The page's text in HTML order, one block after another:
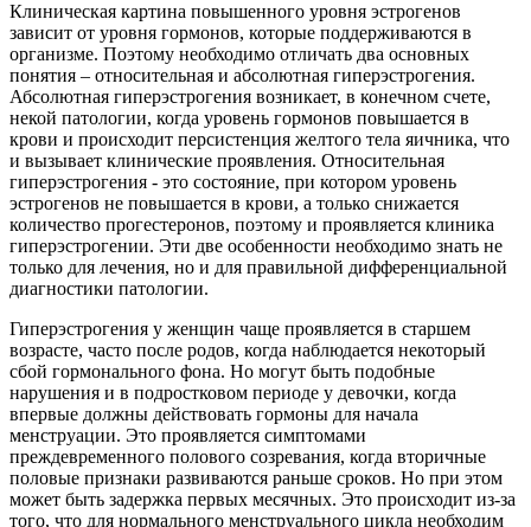
Клиническая картина повышенного уровня эстрогенов
зависит от уровня гормонов, которые поддерживаются в
организме. Поэтому необходимо отличать два основных
понятия – относительная и абсолютная гиперэстрогения.
Абсолютная гиперэстрогения возникает, в конечном счете,
некой патологии, когда уровень гормонов повышается в
крови и происходит персистенция желтого тела яичника, что
и вызывает клинические проявления. Относительная
гиперэстрогения - это состояние, при котором уровень
эстрогенов не повышается в крови, а только снижается
количество прогестеронов, поэтому и проявляется клиника
гиперэстрогении. Эти две особенности необходимо знать не
только для лечения, но и для правильной дифференциальной
диагностики патологии.
Гиперэстрогения у женщин чаще проявляется в старшем
возрасте, часто после родов, когда наблюдается некоторый
сбой гормонального фона. Но могут быть подобные
нарушения и в подростковом периоде у девочки, когда
впервые должны действовать гормоны для начала
менструации. Это проявляется симптомами
преждевременного полового созревания, когда вторичные
половые признаки развиваются раньше сроков. Но при этом
может быть задержка первых месячных. Это происходит из-за
того, что для нормального менструального цикла необходим